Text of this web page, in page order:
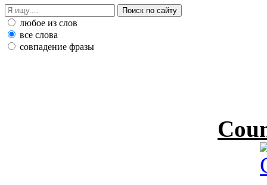
любое из слов
все слова
совпадение фразы